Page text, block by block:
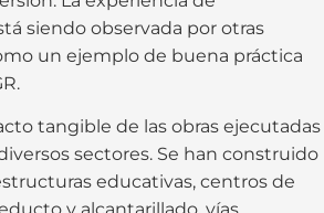
siendo observada por otras
un ejemplo de buena práctica
tangible de las obras ejecutadas
sectores. Se han construido
educativas, centros de